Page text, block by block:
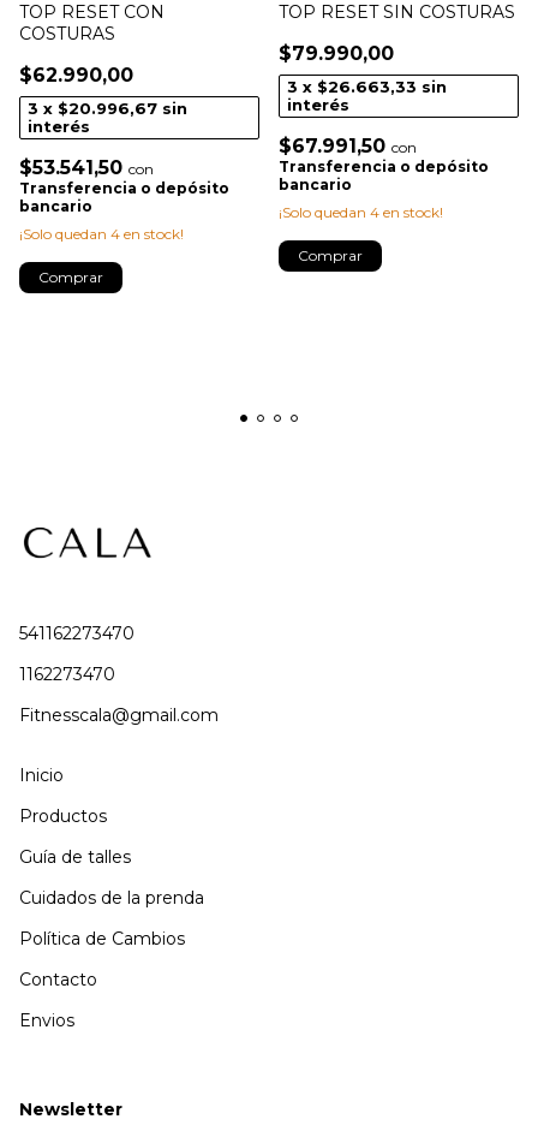
TOP RESET CON
COSTURAS
$62.990,00
3 x $20.996,67 sin
interés
$53.541,50 con
Transferencia o depósito
bancario
¡Solo quedan 4 en stock!
Comprar
TOP RESET SIN COSTURAS
$79.990,00
3 x $26.663,33 sin
interés
$67.991,50 con
Transferencia o depósito
bancario
¡Solo quedan 4 en stock!
Comprar
541162273470
1162273470
Fitnesscala@gmail.com
Inicio
Productos
Guía de talles
Cuidados de la prenda
Política de Cambios
Contacto
Envios
Newsletter